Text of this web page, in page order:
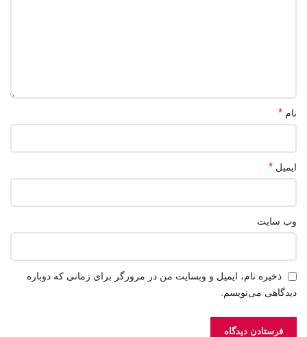
نام *
ایمیل *
وب‌ سایت
ذخیره نام، ایمیل و وبسایت من در مرورگر برای زمانی که دوباره
دیدگاهی می‌نویسم.